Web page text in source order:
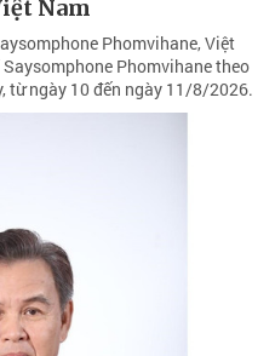
Nam
Phomvihane, Việt
Phomvihane theo
từ ngày 10 đến ngày 11/8/2026.